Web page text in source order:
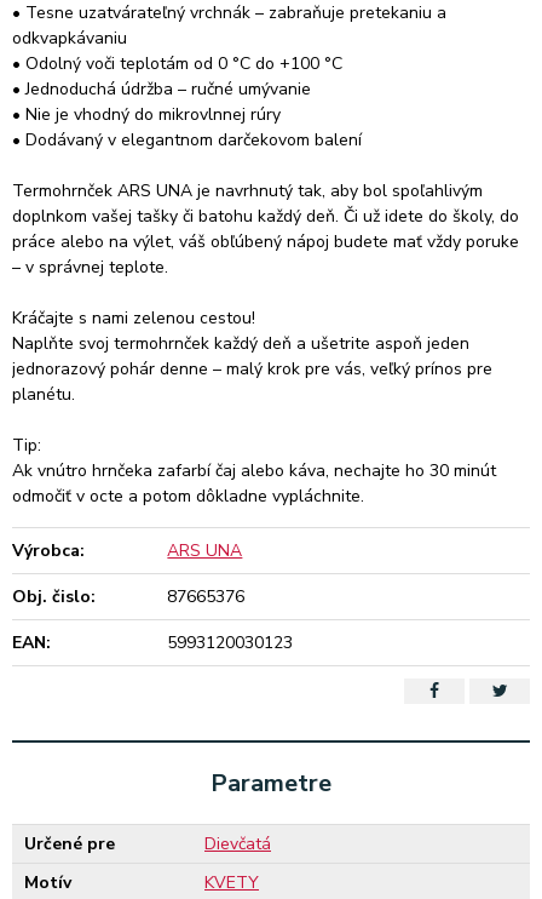
• Tesne uzatvárateľný vrchnák – zabraňuje pretekaniu a
odkvapkávaniu
• Odolný voči teplotám od 0 °C do +100 °C
• Jednoduchá údržba – ručné umývanie
• Nie je vhodný do mikrovlnnej rúry
• Dodávaný v elegantnom darčekovom balení
Termohrnček ARS UNA je navrhnutý tak, aby bol spoľahlivým
doplnkom vašej tašky či batohu každý deň. Či už idete do školy, do
práce alebo na výlet, váš obľúbený nápoj budete mať vždy poruke
– v správnej teplote.
Kráčajte s nami zelenou cestou!
Naplňte svoj termohrnček každý deň a ušetrite aspoň jeden
jednorazový pohár denne – malý krok pre vás, veľký prínos pre
planétu.
Tip:
Ak vnútro hrnčeka zafarbí čaj alebo káva, nechajte ho 30 minút
odmočiť v octe a potom dôkladne vypláchnite.
Výrobca:
ARS UNA
Obj. čislo:
87665376
EAN:
5993120030123
Parametre
Určené pre
Dievčatá
Motív
KVETY